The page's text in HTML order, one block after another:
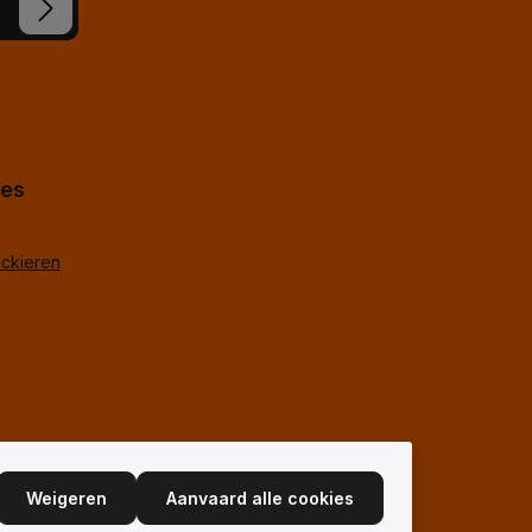
Weigeren Aanvaard alle cookies